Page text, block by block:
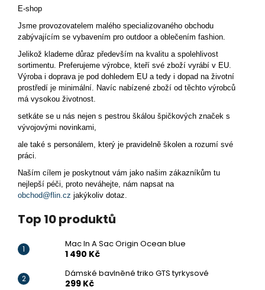
E-shop
Jsme provozovatelem malého specializovaného obchodu
zabývajícím se vybavením pro outdoor a oblečením fashion.
Jelikož klademe důraz především na kvalitu a spolehlivost
sortimentu. Preferujeme výrobce, kteří své zboží vyrábí v EU.
Výroba i doprava je pod dohledem EU a tedy i dopad na životní
prostředí je minimální. Navíc nabízené zboží od těchto výrobců
má vysokou životnost.
setkáte se u nás nejen s pestrou škálou špičkových značek s
vývojovými novinkami,
ale také s personálem, který je pravidelně školen a rozumí své
práci.
Naším cílem je poskytnout vám jako našim zákazníkům tu
nejlepší péči, proto neváhejte, nám napsat na
obchod@flin.cz jakýkoliv dotaz.
Top 10 produktů
Mac In A Sac Origin Ocean blue
1 490 Kč
Dámské bavlněné triko GTS tyrkysové
299 Kč